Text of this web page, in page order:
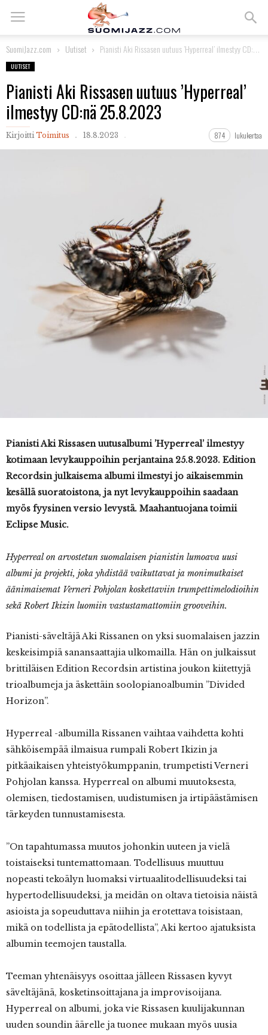
SuomiJazz.com Uutiset Pianisti Aki Rissasen uutuus ’Hyperreal’ ilmestyy CD:nä 25.8.2023
UUTISET
Pianisti Aki Rissasen uutuus ’Hyperreal’
ilmestyy CD:nä 25.8.2023
Kirjoitti Toimitus 18.8.2023 874 lukukertaa
Pianisti Aki Rissasen uutusalbumi ’Hyperreal’ ilmestyy
kotimaan levykauppoihin perjantaina 25.8.2023. Edition
Recordsin julkaisema albumi ilmestyi jo aikaisemmin
kesällä suoratoistona, ja nyt levykauppoihin saadaan
myös fyysinen versio levystä. Maahantuojana toimii
Eclipse Music.
Hyperreal on arvostetun suomalaisen pianistin lumoava uusi
albumi ja projekti, joka yhdistää vaikuttavat ja monimutkaiset
äänimaisemat Verneri Pohjolan koskettaviin trumpettimelodioihin
sekä Robert Ikizin luomiin vastustamattomiin grooveihin.
Pianisti-säveltäjä Aki Rissanen on yksi suomalaisen jazzin
keskeisimpiä sanansaattajia ulkomailla. Hän on julkaissut
brittiläisen Edition Recordsin artistina joukon kiitettyjä
trioalbumeja ja äskettäin soolopianoalbumin ”Divided
Horizon”.
Hyperreal -albumilla Rissanen vaihtaa vaihdetta kohti
sähköisempää ilmaisua rumpali Robert Ikizin ja
pitkäaikaisen yhteistyökumppanin, trumpetisti Verneri
Pohjolan kanssa. Hyperreal on albumi muutoksesta,
olemisen, tiedostamisen, uudistumisen ja irtipäästämisen
tärkeyden tunnustamisesta.
”On tapahtumassa muutos johonkin uuteen ja vielä
toistaiseksi tuntemattomaan. Todellisuus muuttuu
nopeasti tekoälyn luomaksi virtuaalitodellisuudeksi tai
hypertodellisuudeksi, ja meidän on oltava tietoisia näistä
asioista ja sopeuduttava niihin ja erotettava toisistaan,
mikä on todellista ja epätodellista”, Aki kertoo ajatuksista
albumin teemojen taustalla.
Teeman yhtenäisyys osoittaa jälleen Rissasen kyvyt
säveltäjänä, kosketinsoittajana ja improvisoijana.
Hyperreal on albumi, joka vie Rissasen kuulijakunnan
uuden soundin äärelle ja tuonee mukaan myös uusia